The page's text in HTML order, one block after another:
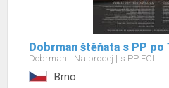
Dobrman štěňata s PP
Dobrman Na prodej s PP FCI
Brno